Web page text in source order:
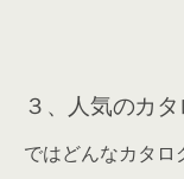
３、人気のカ
ではどんなカタロ